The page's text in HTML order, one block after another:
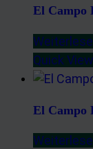
El Campo
Quick View
El Campo